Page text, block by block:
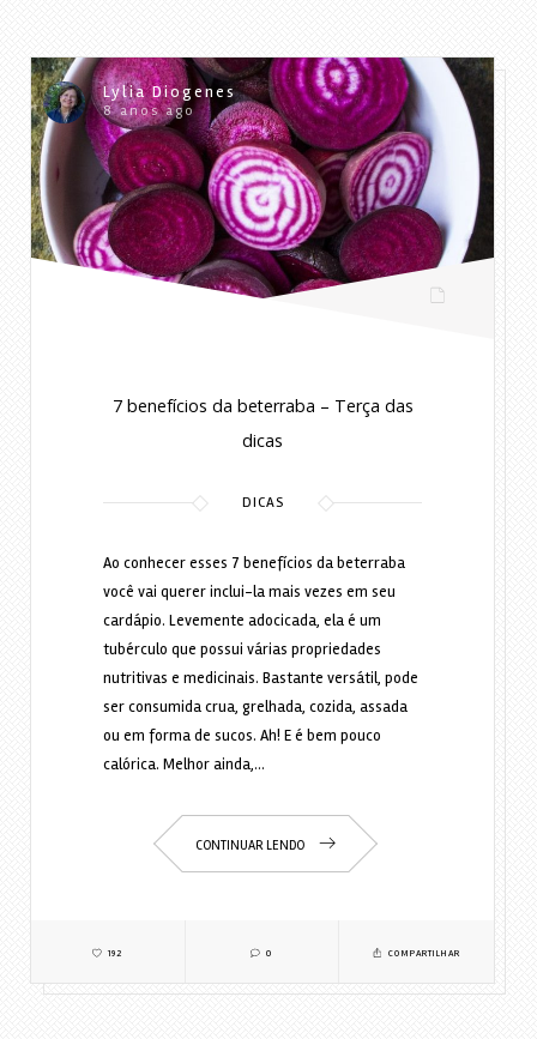
Lylia Diogenes
8 anos ago
7 benefícios da beterraba – Terça das
dicas
DICAS
Ao conhecer esses 7 benefícios da beterraba
você vai querer inclui-la mais vezes em seu
cardápio. Levemente adocicada, ela é um
tubérculo que possui várias propriedades
nutritivas e medicinais. Bastante versátil, pode
ser consumida crua, grelhada, cozida, assada
ou em forma de sucos. Ah! E é bem pouco
calórica. Melhor ainda,…
CONTINUAR LENDO
192 0 COMPARTILHAR